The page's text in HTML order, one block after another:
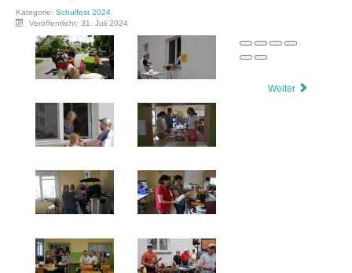
Mitarbeiter
Schulkonferenz
FÖRDERVEREIN
Initiative
Satzung
FORMULARE
Kategorie: Schulfest 2024
Veröffentlicht: 31. Juli 2024
Weiter